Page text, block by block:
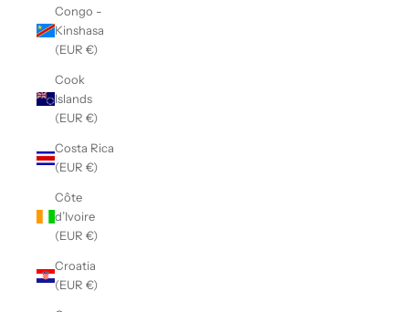
Congo -
Kinshasa
(EUR €)
Cook
Islands
(EUR €)
Costa Rica
(EUR €)
Côte
d’Ivoire
(EUR €)
Croatia
(EUR €)